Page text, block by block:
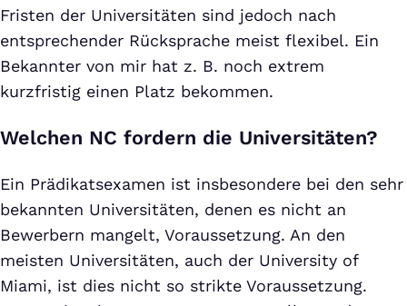
Fristen der Universitäten sind jedoch nach
entsprechender Rücksprache meist flexibel. Ein
Bekannter von mir hat z. B. noch extrem
kurzfristig einen Platz bekommen.
Welchen NC fordern die Universitäten?
Ein Prädikatsexamen ist insbesondere bei den sehr
bekannten Universitäten, denen es nicht an
Bewerbern mangelt, Voraussetzung. An den
meisten Universitäten, auch der University of
Miami, ist dies nicht so strikte Voraussetzung.